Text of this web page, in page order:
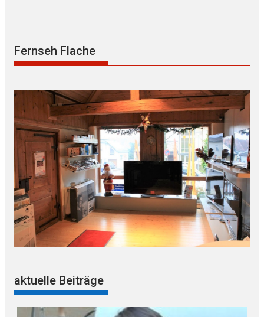
Fernseh Flache
aktuelle Beiträge